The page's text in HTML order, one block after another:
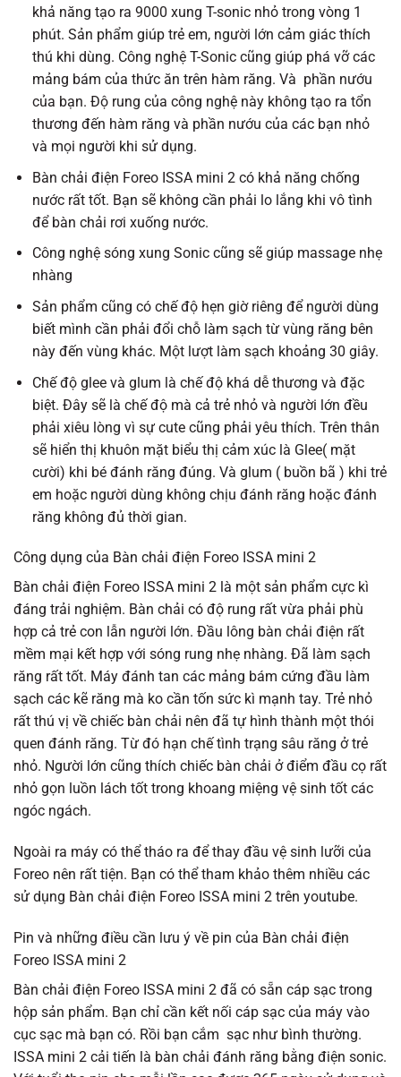
khả năng tạo ra 9000 xung T-sonic nhỏ trong vòng 1
phút. Sản phẩm giúp trẻ em, người lớn cảm giác thích
thú khi dùng. Công nghệ T-Sonic cũng giúp phá vỡ các
mảng bám của thức ăn trên hàm răng. Và phần nướu
của bạn. Độ rung của công nghệ này không tạo ra tổn
thương đến hàm răng và phần nướu của các bạn nhỏ
và mọi người khi sử dụng.
Bàn chải điện Foreo ISSA mini 2 có khả năng chống
nước rất tốt. Bạn sẽ không cần phải lo lắng khi vô tình
để bàn chải rơi xuống nước.
Công nghệ sóng xung Sonic cũng sẽ giúp massage nhẹ
nhàng
Sản phẩm cũng có chế độ hẹn giờ riêng để người dùng
biết mình cần phải đổi chỗ làm sạch từ vùng răng bên
này đến vùng khác. Một lượt làm sạch khoảng 30 giây.
Chế độ glee và glum là chế độ khá dễ thương và đặc
biệt. Đây sẽ là chế độ mà cả trẻ nhỏ và người lớn đều
phải xiêu lòng vì sự cute cũng phải yêu thích. Trên thân
sẽ hiển thị khuôn mặt biểu thị cảm xúc là Glee( mặt
cười) khi bé đánh răng đúng. Và glum ( buồn bã ) khi trẻ
em hoặc người dùng không chịu đánh răng hoặc đánh
răng không đủ thời gian.
Công dụng của Bàn chải điện Foreo ISSA mini 2
Bàn chải điện Foreo ISSA mini 2 là một sản phẩm cực kì
đáng trải nghiệm. Bàn chải có độ rung rất vừa phải phù
hợp cả trẻ con lẫn người lớn. Đầu lông bàn chải điện rất
mềm mại kết hợp với sóng rung nhẹ nhàng. Đã làm sạch
răng rất tốt. Máy đánh tan các mảng bám cứng đầu làm
sạch các kẽ răng mà ko cần tốn sức kì mạnh tay. Trẻ nhỏ
rất thú vị về chiếc bàn chải nên đã tự hình thành một thói
quen đánh răng. Từ đó hạn chế tình trạng sâu răng ở trẻ
nhỏ. Người lớn cũng thích chiếc bàn chải ở điểm đầu cọ rất
nhỏ gọn luồn lách tốt trong khoang miệng vệ sinh tốt các
ngóc ngách.
Ngoài ra máy có thể tháo ra để thay đầu vệ sinh lưỡi của
Foreo nên rất tiện. Bạn có thể tham khảo thêm nhiều các
sử dụng Bàn chải điện Foreo ISSA mini 2 trên youtube.
Pin và những điều cần lưu ý về pin của Bàn chải điện
Foreo ISSA mini 2
Bàn chải điện Foreo ISSA mini 2 đã có sẵn cáp sạc trong
hộp sản phẩm. Bạn chỉ cần kết nối cáp sạc của máy vào
cục sạc mà bạn có. Rồi bạn cắm sạc như bình thường.
ISSA mini 2 cải tiến là bàn chải đánh răng bằng điện sonic.